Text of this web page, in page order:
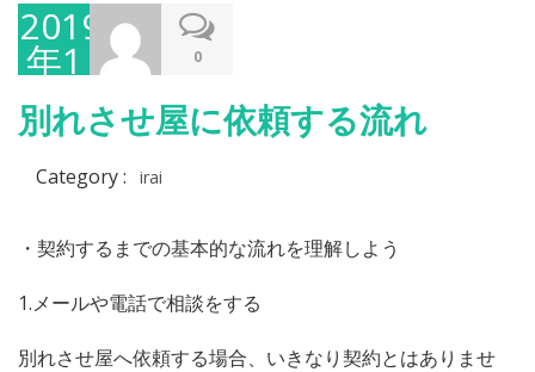
2019
年1
月
28
日
0
別れさせ屋に依頼する流れ
Category : irai
・契約するまでの基本的な流れを理解しよう
1.メールや電話で相談をする
別れさせ屋へ依頼する場合、いきなり契約とはありませ